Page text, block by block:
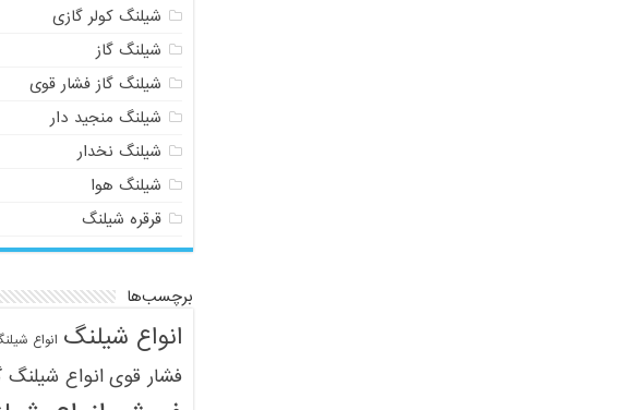
شیلنگ کولر گازی
شیلنگ گاز
شیلنگ گاز فشار قوی
شیلنگ منجید دار
شیلنگ نخدار
شیلنگ هوا
قرقره شیلنگ
برچسب‌ها
انواع شیلنگ انواع
فشار قوی انواع شیلنگ